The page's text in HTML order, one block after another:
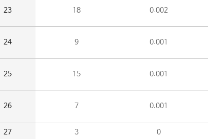
23 18 0.002
24 9 0.001
25 15 0.001
26 7 0.001
27 3 0